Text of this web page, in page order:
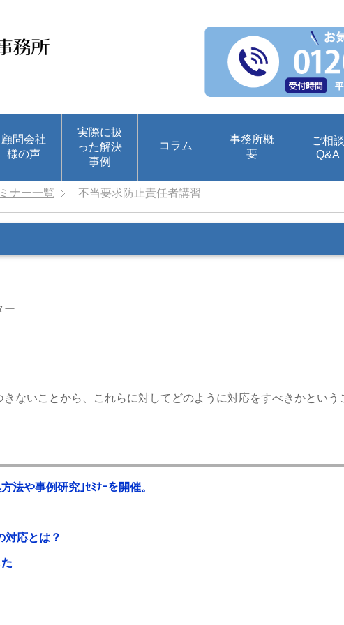
顧問会社
様の声
実際に扱
った解決
事例
コラム
事務所概
要
ご相談
Q&A
ナー一覧 不当要求防止責任者講習
ー
ないことから、これらに対してどのように対応をすべきかとい
法や事例研究｣ｾﾐﾅｰを開催。
対応とは？